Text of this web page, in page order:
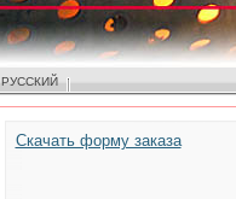
РУССКИЙ
Скачать форму заказа